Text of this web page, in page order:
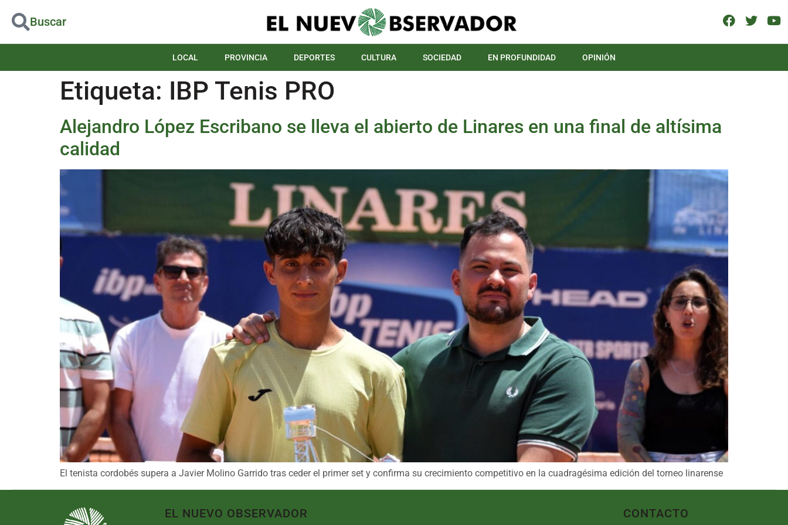
Buscar
LOCAL PROVINCIA DEPORTES CULTURA SOCIEDAD EN PROFUNDIDAD OPINIÓN
Etiqueta: IBP Tenis PRO
Alejandro López Escribano se lleva el abierto de Linares en una final de altísima
calidad
El tenista cordobés supera a Javier Molino Garrido tras ceder el primer set y confirma su crecimiento competitivo en la cuadragésima edición del torneo linarense
EL NUEVO OBSERVADOR CONTACTO